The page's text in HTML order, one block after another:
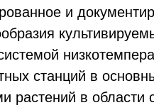
и
станций в
растений в области